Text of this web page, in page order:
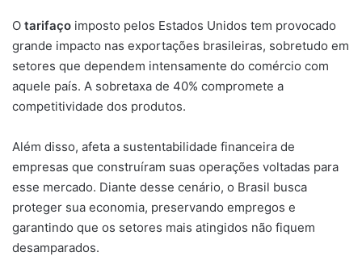
O tarifaço imposto pelos Estados Unidos tem provocado
grande impacto nas exportações brasileiras, sobretudo em
setores que dependem intensamente do comércio com
aquele país. A sobretaxa de 40% compromete a
competitividade dos produtos.
Além disso, afeta a sustentabilidade financeira de
empresas que construíram suas operações voltadas para
esse mercado. Diante desse cenário, o Brasil busca
proteger sua economia, preservando empregos e
garantindo que os setores mais atingidos não fiquem
desamparados.